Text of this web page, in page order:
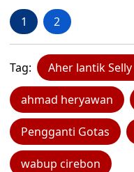
1 2
Tag: Aher lantik
ahmad heryawan
Pengganti Gotas
wabup cirebon